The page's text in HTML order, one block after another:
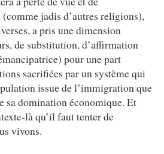
jadis d’autres religions),
a pris une dimension
de substitution, d’affirmation
pour une part
sacrifiées par un système qui
issue de l’immigration que
sa domination économique. Et
là qu’il faut tenter de
vivons.